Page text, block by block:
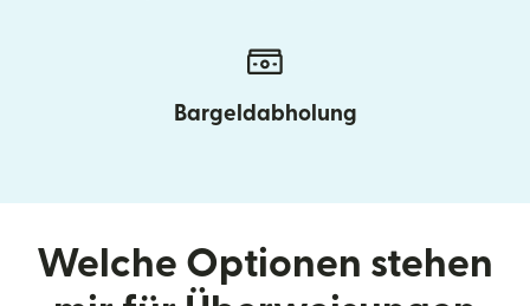
Bargeldabholung
Welche Optionen stehen